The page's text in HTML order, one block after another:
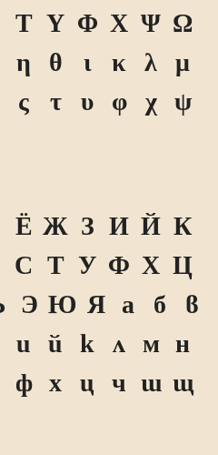
Τ Υ Φ Χ Ψ Ω
η θ ι κ λ
μ
ς τ υ φ χ
ψ
Ё Ж З И Й К
С Т У Ф Х Ц
Э Ю Я а б
в
и й к л м н
ф х ц ч ш щ